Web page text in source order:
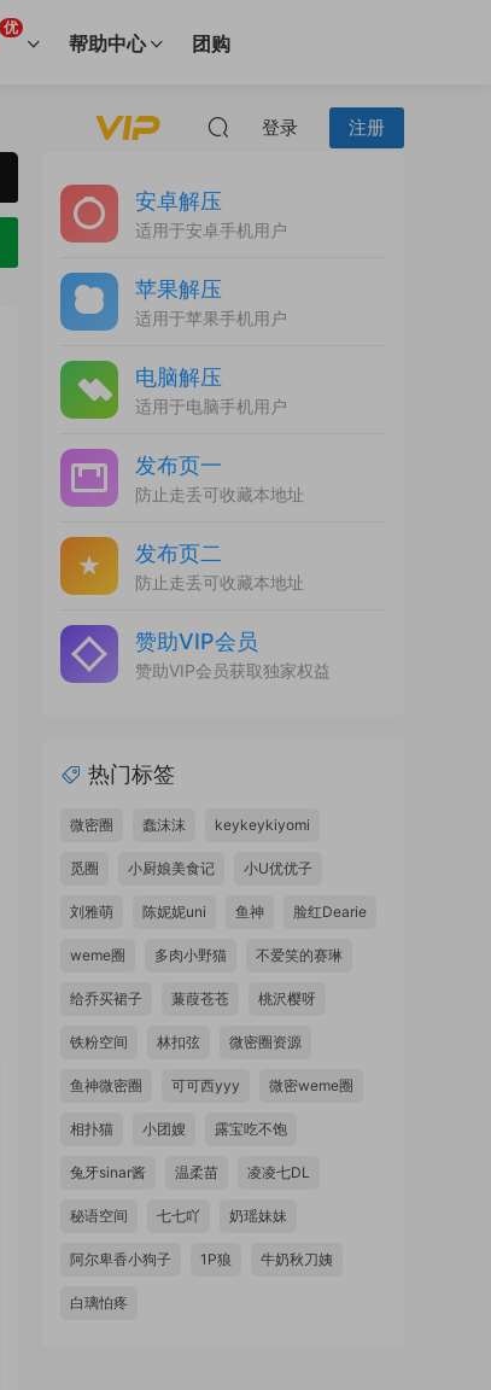
优
帮助中心 团购
登录 注册
安卓解压
适用于安卓手机用户
苹果解压
适用于苹果手机用户
电脑解压
适用于电脑手机用户
发布页一
防止走丢可收藏本地址
发布页二
防止走丢可收藏本地址
赞助VIP会员
赞助VIP会员获取独家权益
热门标签
微密圈 蠢沫沫 keykeykiyomi
觅圈 小厨娘美食记 小U优优子
刘雅萌 陈妮妮uni 鱼神 脸红Dearie
weme圈 多肉小野猫 不爱笑的赛琳
给乔买裙子 蒹葭苍苍 桃沢樱呀
铁粉空间 林扣弦 微密圈资源
鱼神微密圈 可可西yyy 微密weme圈
相扑猫 小团嫂 露宝吃不饱
兔牙sinar酱 温柔苗 凌凌七DL
秘语空间 七七吖 奶瑶妹妹
阿尔卑香小狗子 1P狼 牛奶秋刀姨
白璃怕疼